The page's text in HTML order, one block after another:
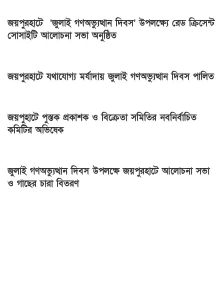
জয়পুরহাটে ‘জুলাই গণঅভ্যুত্থান দিবস’ উপলক্ষ্যে রেড ক্রিসেন্ট
সোসাইটি আলোচনা সভা অনুষ্ঠিত
জয়পুরহাটে যথাযোগ্য মর্যাদায় জুলাই গণঅভ্যুত্থান দিবস পালিত
জয়পুহাটে পুস্তক প্রকাশক ও বিক্রেতা সমিতির নবনির্বাচিত
কমিটির অভিষেক
জুলাই গণঅভ্যুত্থান দিবস উপলক্ষে জয়পুরহাটে আলোচনা সভা
ও গাছের চারা বিতরণ